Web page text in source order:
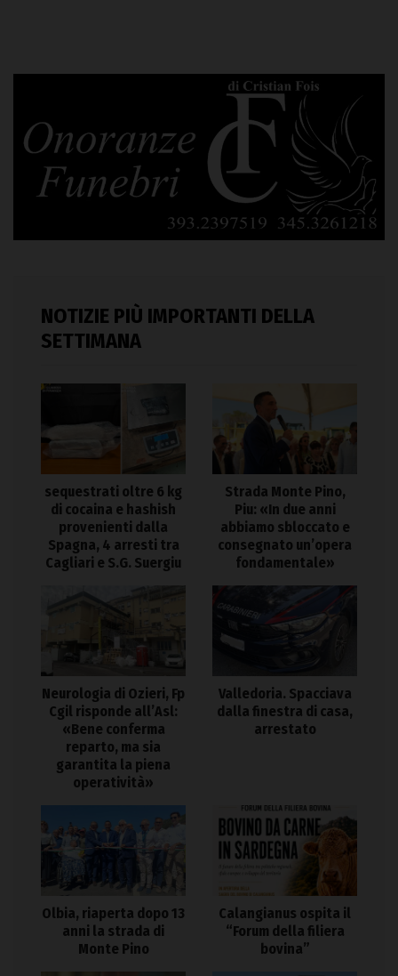
NOTIZIE PIÙ IMPORTANTI DELLA
SETTIMANA
sequestrati oltre 6 kg
di cocaina e hashish
provenienti dalla
Spagna, 4 arresti tra
Cagliari e S.G. Suergiu
Strada Monte Pino,
Piu: «In due anni
abbiamo sbloccato e
consegnato un’opera
fondamentale»
Neurologia di Ozieri, Fp
Cgil risponde all’Asl:
«Bene conferma
reparto, ma sia
garantita la piena
operatività»
Valledoria. Spacciava
dalla finestra di casa,
arrestato
Olbia, riaperta dopo 13
anni la strada di
Monte Pino
Calangianus ospita il
“Forum della filiera
bovina”